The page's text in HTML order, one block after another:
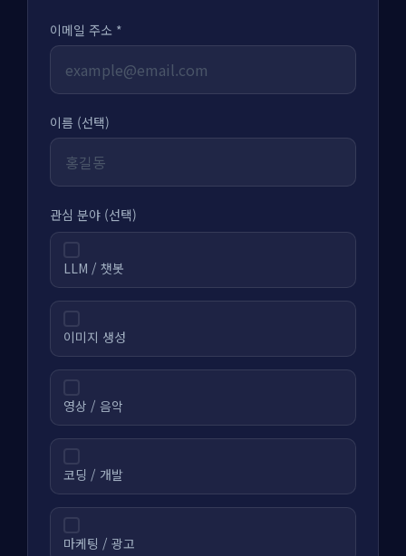
이메일 주소 *
이름 (선택)
관심 분야 (선택)
LLM / 챗봇
이미지 생성
영상 / 음악
코딩 / 개발
마케팅 / 광고